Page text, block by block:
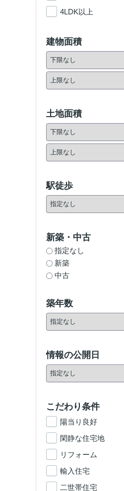
4LDK以上
建物面積
土地面積
駅徒歩
新築・中古
指定なし
新築
中古
築年数
情報の公開日
こだわり条件
陽当り良好
閑静な住宅地
リフォーム
輸入住宅
二世帯住宅